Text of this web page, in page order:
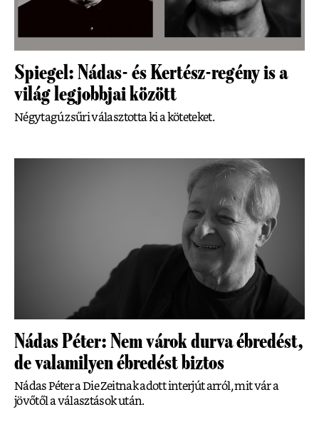
Spiegel: Nádas- és Kertész-regény is a
világ legjobbjai között
Négytagú zsűri választotta ki a köteteket.
Nádas Péter: Nem várok durva ébredést,
de valamilyen ébredést biztos
Nádas Péter a Die Zeitnak adott interjút arról, mit vár a
jövőtől a választások után.